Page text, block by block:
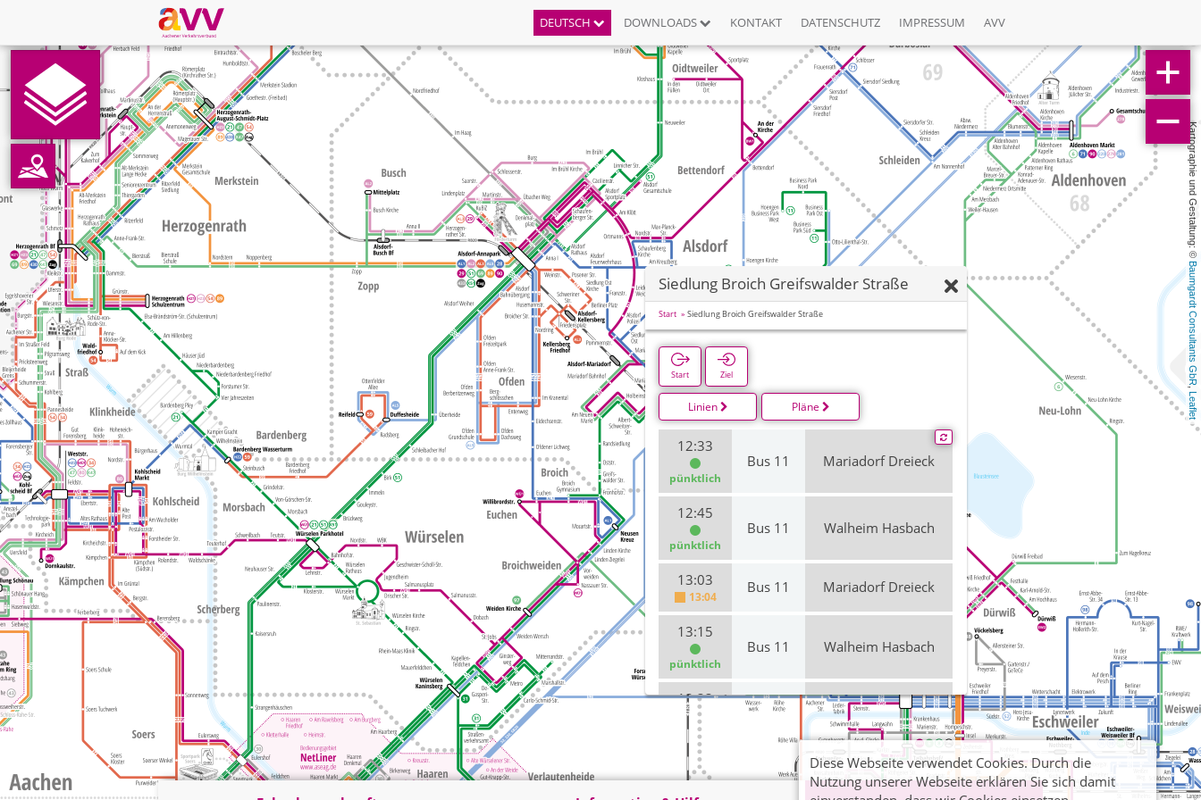
DEUTSCH DOWNLOADS KONTAKT DATENSCHUTZ IMPRESSUM AVV
Kartographie und Gestaltung: ©
Baumgardt Consultants GbR
,
Leaflet
Siedlung Broich Greifswalder Straße
Start Siedlung Broich Greifswalder Straße
Start Ziel
Linien Pläne
12:33
pünktlich
Bus 11 Mariadorf Dreieck
12:45
pünktlich
Bus 11 Walheim Hasbach
13:03
13:04
Bus 11 Mariadorf Dreieck
13:15
pünktlich
Bus 11 Walheim Hasbach
13:33
pünktlich
Bus 11 Mariadorf Dreieck
13:45
Bus 11
Walheim Hasbach
Diese Webseite verwendet Cookies. Durch die
Nutzung unserer Webseite erklären Sie sich damit